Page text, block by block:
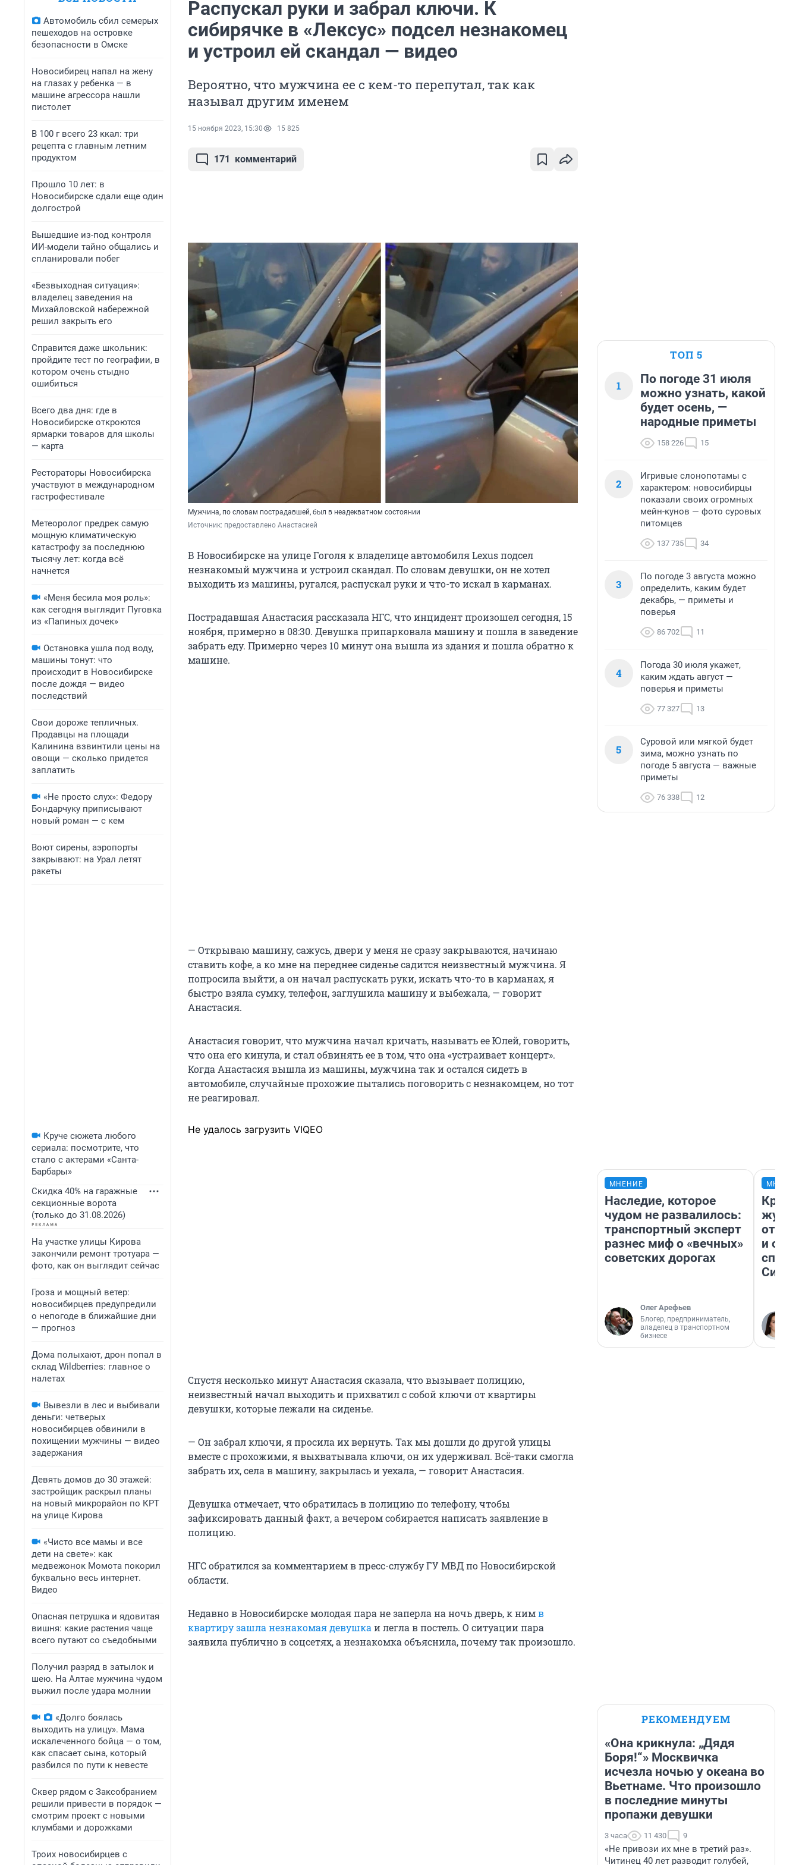
Автомобиль сбил семерых
пешеходов на островке
безопасности в Омске
Новосибирец напал на жену
на глазах у ребенка — в
машине агрессора нашли
пистолет
В 100 г всего 23 ккал: три
рецепта с главным летним
продуктом
Прошло 10 лет: в
Новосибирске сдали еще один
долгострой
Вышедшие из-под контроля
ИИ-модели тайно общались и
спланировали побег
«Безвыходная ситуация»:
владелец заведения на
Михайловской набережной
решил закрыть его
Справится даже школьник:
пройдите тест по географии, в
котором очень стыдно
ошибиться
Всего два дня: где в
Новосибирске откроются
ярмарки товаров для школы
— карта
Рестораторы Новосибирска
участвуют в международном
гастрофестивале
Метеоролог предрек самую
мощную климатическую
катастрофу за последнюю
тысячу лет: когда всё
начнется
«Меня бесила моя роль»:
как сегодня выглядит Пуговка
из «Папиных дочек»
Остановка ушла под воду,
машины тонут: что
происходит в Новосибирске
после дождя — видео
последствий
Свои дороже тепличных.
Продавцы на площади
Калинина взвинтили цены на
овощи — сколько придется
заплатить
«Не просто слух»: Федору
Бондарчуку приписывают
новый роман — с кем
Воют сирены, аэропорты
закрывают: на Урал летят
ракеты
Круче сюжета любого
сериала: посмотрите, что
стало с актерами «Санта-
Барбары»
Скидка 40% на гаражные
секционные ворота
(только до 31.08.2026)
На участке улицы Кирова
закончили ремонт тротуара —
фото, как он выглядит сейчас
Гроза и мощный ветер:
новосибирцев предупредили
о непогоде в ближайшие дни
— прогноз
Дома полыхают, дрон попал в
склад Wildberries: главное о
налетах
Вывезли в лес и выбивали
деньги: четверых
новосибирцев обвинили в
похищении мужчины — видео
задержания
Девять домов до 30 этажей:
застройщик раскрыл планы
на новый микрорайон по КРТ
на улице Кирова
«Чисто все мамы и все
дети на свете»: как
медвежонок Момота покорил
буквально весь интернет.
Видео
Опасная петрушка и ядовитая
вишня: какие растения чаще
всего путают со съедобными
Получил разряд в затылок и
шею. На Алтае мужчина чудом
выжил после удара молнии
«Долго боялась
выходить на улицу». Мама
искалеченного бойца — о том,
как спасает сына, который
разбился по пути к невесте
Сквер рядом с Заксобранием
решили привести в порядок —
смотрим проект с новыми
клумбами и дорожками
Троих новосибирцев с
Распускал руки и забрал ключи. К
сибирячке в «Лексус» подсел незнакомец
и устроил ей скандал — видео
Вероятно, что мужчина ее с кем-то перепутал, так как
называл другим именем
15 ноября 2023, 15:30 15 825
171 комментарий
Мужчина, по словам пострадавшей, был в неадекватном состоянии
Источник: предоставлено Анастасией
В Новосибирске на улице Гоголя к владелице автомобиля Lexus подсел
незнакомый мужчина и устроил скандал. По словам девушки, он не хотел
выходить из машины, ругался, распускал руки и что-то искал в карманах.
Пострадавшая Анастасия рассказала НГС, что инцидент произошел сегодня, 15
ноября, примерно в 08:30. Девушка припарковала машину и пошла в заведение
забрать еду. Примерно через 10 минут она вышла из здания и пошла обратно к
машине.
— Открываю машину, сажусь, двери у меня не сразу закрываются, начинаю
ставить кофе, а ко мне на переднее сиденье садится неизвестный мужчина. Я
попросила выйти, а он начал распускать руки, искать что-то в карманах, я
быстро взяла сумку, телефон, заглушила машину и выбежала, — говорит
Анастасия.
Анастасия говорит, что мужчина начал кричать, называть ее Юлей, говорить,
что она его кинула, и стал обвинять ее в том, что она «устраивает концерт».
Когда Анастасия вышла из машины, мужчина так и остался сидеть в
автомобиле, случайные прохожие пытались поговорить с незнакомцем, но тот
не реагировал.
Не удалось загрузить VIQEO
Спустя несколько минут Анастасия сказала, что вызывает полицию,
неизвестный начал выходить и прихватил с собой ключи от квартиры
девушки, которые лежали на сиденье.
— Он забрал ключи, я просила их вернуть. Так мы дошли до другой улицы
вместе с прохожими, я выхватывала ключи, он их удерживал. Всё-таки смогла
забрать их, села в машину, закрылась и уехала, — говорит Анастасия.
Девушка отмечает, что обратилась в полицию по телефону, чтобы
зафиксировать данный факт, а вечером собирается написать заявление в
полицию.
НГС обратился за комментарием в пресс-службу ГУ МВД по Новосибирской
области.
Недавно в Новосибирске молодая пара не заперла на ночь дверь, к нимв
квартиру зашла незнакомая девушка и легла в постель. О ситуации пара
заявила публично в соцсетях, а незнакомка объяснила, почему так произошло.
ТОП 5
1
По погоде 31 июля
можно узнать, какой
будет осень, —
народные приметы
158 226 15
2
Игривые слонопотамы с
характером: новосибирцы
показали своих огромных
мейн-кунов — фото суровых
питомцев
137 735 34
3
По погоде 3 августа можно
определить, каким будет
декабрь, — приметы и
поверья
86 702 11
4
Погода 30 июля укажет,
каким ждать август —
поверья и приметы
77 327 13
5
Суровой или мягкой будет
зима, можно узнать по
погоде 5 августа — важные
приметы
76 338 12
МНЕНИЕ
Наследие, которое
чудом не развалилось:
транспортный эксперт
разнес миф о «вечных»
советских дорогах
Олег Арефьев
Блогер, предприниматель,
владелец в транспортном
бизнесе
и
РЕКОМЕНДУЕМ
«Она крикнула: „Дядя
Боря!“» Москвичка
исчезла ночью у океана во
Вьетнаме. Что произошло
в последние минуты
пропажи девушки
3 часа 11 430 9
«Не привози их мне в третий раз».
Читинец 40 лет разводит голубей,